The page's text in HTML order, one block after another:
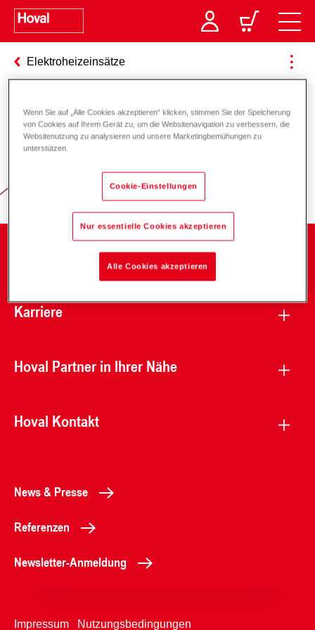
Elektroheizeinsätze
Verantwortung für Energie und
Karriere
Hoval Partner in Ihrer Nähe
Hoval Kontakt
News & Presse
Referenzen
Newsletter-Anmeldung
Impressum Nutzungsbedingungen
Wenn Sie auf „Alle Cookies akzeptieren“ klicken, stimmen Sie der Speicherung
von Cookies auf Ihrem Gerät zu, um die Websitenavigation zu verbessern, die
Websitenutzung zu analysieren und unsere Marketingbemühungen zu
unterstützen.
Cookie-Einstellungen
Nur essentielle Cookies akzeptieren
Alle Cookies akzeptieren